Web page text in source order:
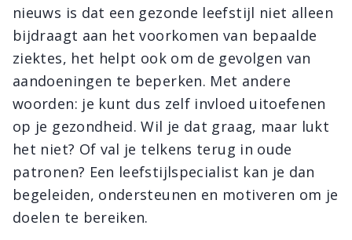
nieuws is dat een gezonde leefstijl niet alleen
bijdraagt aan het voorkomen van bepaalde
ziektes, het helpt ook om de gevolgen van
aandoeningen te beperken. Met andere
woorden: je kunt dus zelf invloed uitoefenen
op je gezondheid. Wil je dat graag, maar lukt
het niet? Of val je telkens terug in oude
patronen? Een leefstijlspecialist kan je dan
begeleiden, ondersteunen en motiveren om je
doelen te bereiken.